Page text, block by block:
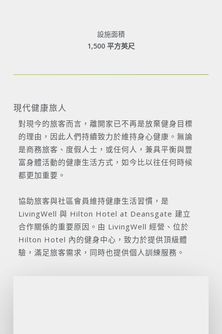
設施面積
1,500 平方英尺
現代健康旅人
對現今的旅客而言，離開家已不再是放棄健身目標
的理由，因此人們持續致力於維持身心健康。無論
是商務旅客、度假人士，或任何人，兼具平衡與豐
富身體活動的健康生活方式，如今比以往任何時候
都更加重要。
協助旅客與社區會員維持健康生活習慣，是
LivingWell 與 Hilton Hotel at Deansgate 建立
合作關係的重要原因。由 LivingWell 經營、位於
Hilton Hotel 內的健身中心，致力於提供頂級體
驗，滿足旅客需求，同時也提供個人訓練服務。